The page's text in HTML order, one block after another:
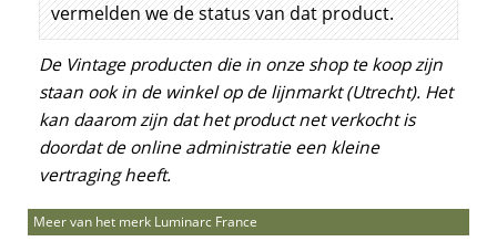
vermelden we de status van dat product.
De Vintage producten die in onze shop te koop zijn
staan ook in de winkel op de lijnmarkt (Utrecht). Het
kan daarom zijn dat het product net verkocht is
doordat de online administratie een kleine
vertraging heeft.
Meer van het merk Luminarc France